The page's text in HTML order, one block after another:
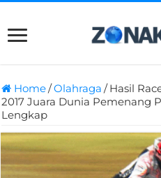
Home/Olahraga /Hasil
2017 Juara Dunia Pemenang
Lengkap